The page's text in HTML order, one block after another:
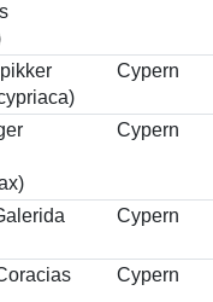
Cypern
Cypern
Cypern
Cypern